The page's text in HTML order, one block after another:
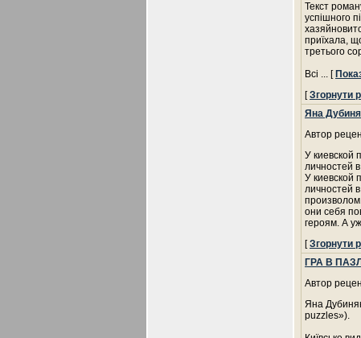
Текст
успішного
приїхала,
третього
Всі ... [
[Згорнути
Яна
Автор
У киевской
личностей
У киевской
личностей
они себя
героям. А
[Згорнути
ГРА В
Автор
Яна
puzzles»).